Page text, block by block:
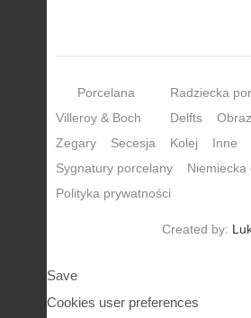
Porcelana
Villeroy & Boch
Radziecka
Delfts
Zegary
Secesja Kolej Inne
Sygnatury porcelany
Niemiecka
Polityka prywatności
Created by:
Save
Cookies user preferences